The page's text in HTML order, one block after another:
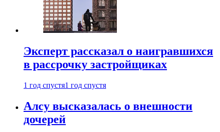
Эксперт рассказал о наигравшихся
в рассрочку застройщиках
1 год спустя1 год спустя
Алсу высказалась о внешности
дочерей